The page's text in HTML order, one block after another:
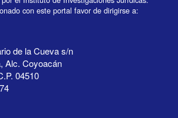
con este portal favor de dirigirse a:
de la Cueva s/n
Alc. Coyoacán
04510